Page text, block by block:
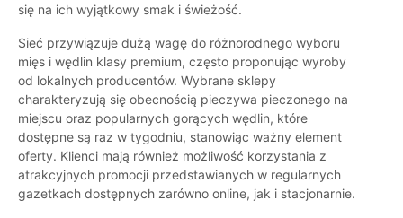
się na ich wyjątkowy smak i świeżość.
Sieć przywiązuje dużą wagę do różnorodnego wyboru
mięs i wędlin klasy premium, często proponując wyroby
od lokalnych producentów. Wybrane sklepy
charakteryzują się obecnością pieczywa pieczonego na
miejscu oraz popularnych gorących wędlin, które
dostępne są raz w tygodniu, stanowiąc ważny element
oferty. Klienci mają również możliwość korzystania z
atrakcyjnych promocji przedstawianych w regularnych
gazetkach dostępnych zarówno online, jak i stacjonarnie.